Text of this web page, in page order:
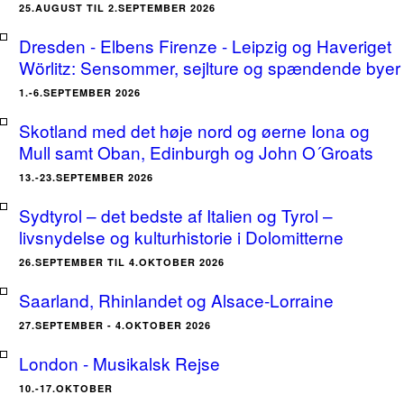
25.AUGUST TIL 2.SEPTEMBER 2026
Dresden - Elbens Firenze - Leipzig og Haveriget
Wörlitz: Sensommer, sejlture og spændende byer
1.-6.SEPTEMBER 2026
Skotland med det høje nord og øerne Iona og
Mull samt Oban, Edinburgh og John O´Groats
13.-23.SEPTEMBER 2026
Sydtyrol – det bedste af Italien og Tyrol –
livsnydelse og kulturhistorie i Dolomitterne
26.SEPTEMBER TIL 4.OKTOBER 2026
Saarland, Rhinlandet og Alsace-Lorraine
27.SEPTEMBER - 4.OKTOBER 2026
London - Musikalsk Rejse
10.-17.OKTOBER